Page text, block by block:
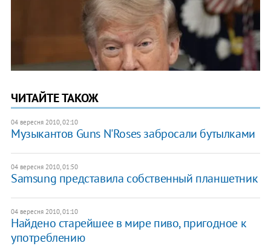
ЧИТАЙТЕ ТАКОЖ
04 вересня 2010, 02:10
Музыкантов Guns N'Roses забросали бутылками
04 вересня 2010, 01:50
Samsung представила собственный планшетник
04 вересня 2010, 01:10
Найдено старейшее в мире пиво, пригодное к
употреблению